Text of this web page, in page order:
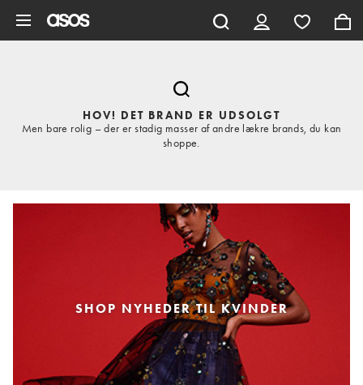
HOV! DET BRAND ER UDSOLGT
Men bare rolig – der er stadig masser af andre lækre brands, du kan
shoppe.
SHOP NYHEDER TIL KVINDER